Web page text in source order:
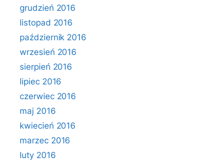
grudzień 2016
listopad 2016
październik 2016
wrzesień 2016
sierpień 2016
lipiec 2016
czerwiec 2016
maj 2016
kwiecień 2016
marzec 2016
luty 2016